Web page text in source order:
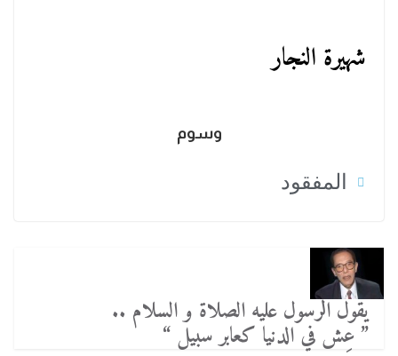
شهيرة النجار
وسوم
المفقود
يقول الرسول عليه الصلاة و السلام ..
” عِش في الدنيا كعابر سبيل “